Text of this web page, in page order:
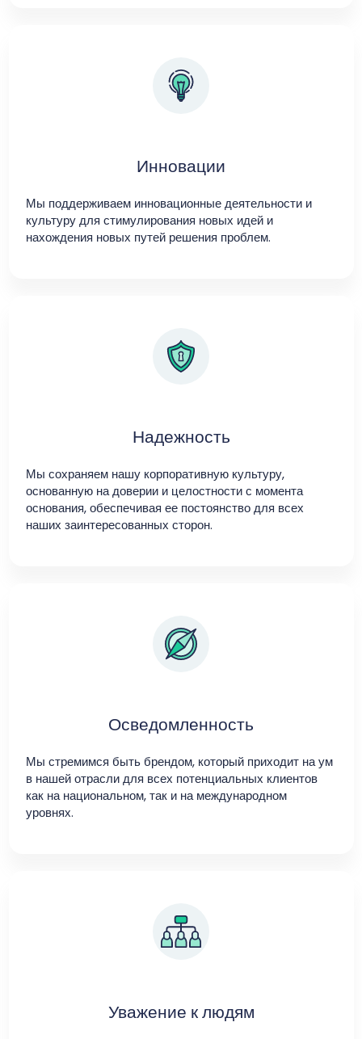
Инновации
Мы поддерживаем инновационные деятельности и
культуру для стимулирования новых идей и
нахождения новых путей решения проблем.
Надежность
Мы сохраняем нашу корпоративную культуру,
основанную на доверии и целостности с момента
основания, обеспечивая ее постоянство для всех
наших заинтересованных сторон.
Осведомленность
Мы стремимся быть брендом, который приходит на ум
в нашей отрасли для всех потенциальных клиентов
как на национальном, так и на международном
уровнях.
Уважение к людям